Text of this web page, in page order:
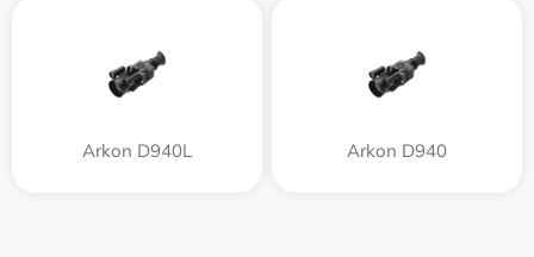
Arkon D940L Arkon D940